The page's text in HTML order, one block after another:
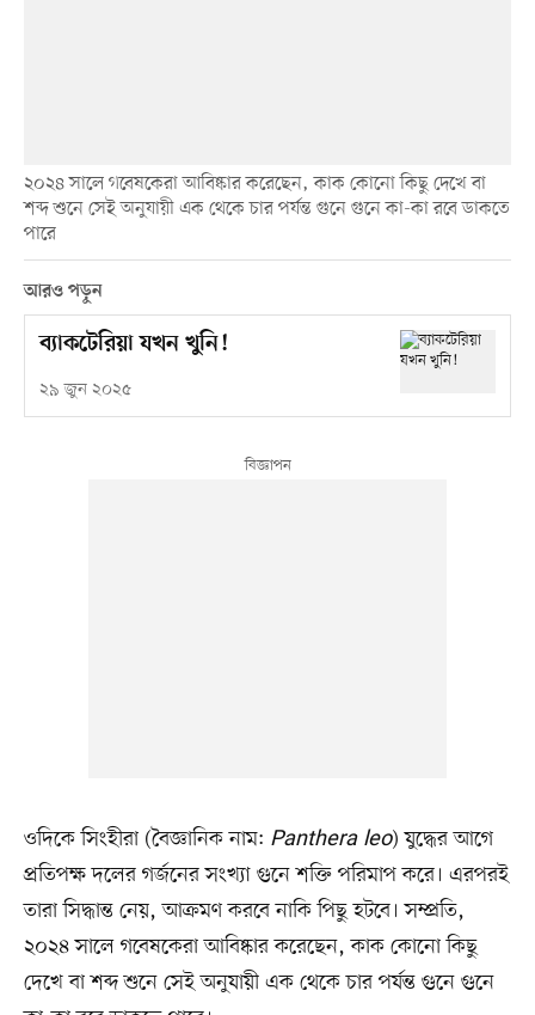
২০২৪ সালে গবেষকেরা আবিষ্কার করেছেন, কাক কোনো কিছু দেখে বা
শব্দ শুনে সেই অনুযায়ী এক থেকে চার পর্যন্ত গুনে গুনে কা-কা রবে ডাকতে
পারে
আরও পড়ুন
ব্যাকটেরিয়া যখন খুনি!
২৯ জুন ২০২৫
ওদিকে সিংহীরা (বৈজ্ঞানিক নাম: Panthera leo) যুদ্ধের আগে
প্রতিপক্ষ দলের গর্জনের সংখ্যা গুনে শক্তি পরিমাপ করে। এরপরই
তারা সিদ্ধান্ত নেয়, আক্রমণ করবে নাকি পিছু হটবে। সম্প্রতি,
২০২৪ সালে গবেষকেরা আবিষ্কার করেছেন, কাক কোনো কিছু
দেখে বা শব্দ শুনে সেই অনুযায়ী এক থেকে চার পর্যন্ত গুনে গুনে